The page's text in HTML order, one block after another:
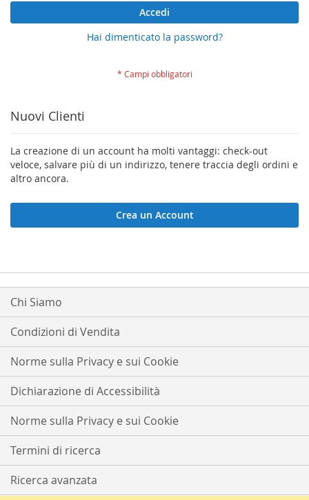
Accedi
Hai dimenticato la password?
Nuovi Clienti
La creazione di un account ha molti vantaggi: check-out
veloce, salvare più di un indirizzo, tenere traccia degli ordini e
altro ancora.
Crea un Account
Chi Siamo
Condizioni di Vendita
Norme sulla Privacy e sui Cookie
Dichiarazione di Accessibilità
Norme sulla Privacy e sui Cookie
Termini di ricerca
Ricerca avanzata